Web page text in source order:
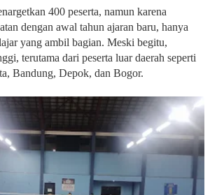
400 peserta, namun karena
dengan awal tahun ajaran baru, hanya
yang ambil bagian. Meski begitu,
terutama dari peserta luar daerah seperti
Bandung, Depok, dan Bogor.